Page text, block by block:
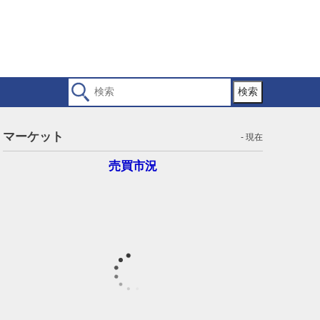
検索
マーケット - 現在
売買市況